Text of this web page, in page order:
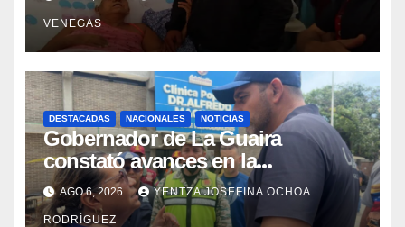
campamentos de La Guaira
VENEGAS
DESTACADAS NACIONALES NOTICIAS
Gobernador de La Guaira
constató avances en la
rehabilitación del Hospitalito de
Catia la Mar
AGO 6, 2026 YENTZA JOSEFINA OCHOA
RODRÍGUEZ